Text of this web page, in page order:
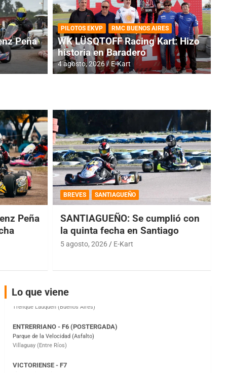
RMC BUENOS AIRES
Cerró una jornada
Peña
PILOTOS EKVP RMC BUENOS AIRES
WK LÜSQTOFF Racing Kart: Hizo
historia en Baradero
4 agosto, 2026 E-Kart
Peña
BREVES SANTIAGUEÑO
SANTIAGUEÑO: Se cumplió con
la quinta fecha en Santiago
5 agosto, 2026 E-Kart
Lo que viene
COBERTURA ESPECIAL DE E-KART.COM.AR
08/09-AGO
IAME SERIES ARGENTINA 6
Baradero (Buenos Aires)
Parque de la Velocidad (Asfalto)
Villaguay (Entre Ríos)
El Cerro (Tierra)
Victoria (Entre Ríos)
Moto Club Reginense (Tierra)